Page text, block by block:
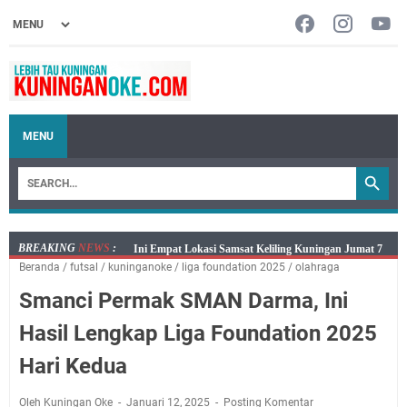
MENU
BREAKING NEWS :
Jumat 7 Agustus 2026 Mobil SIM Keliling Ada di
Kecamatan Sindangagung
Embun Pagi Jumat 8 Agustus 2026: Jika Keberkahan
Kelaparan Meskipun Memiliki Sekarung Penuh Uang
Beranda / futsal / kuninganoke / liga foundation 2025 / olahraga
Smanci Permak SMAN Darma, Ini
Hasil Lengkap Liga Foundation 2025
Hari Kedua
Oleh Kuningan Oke Januari 12, 2025 Posting Komentar